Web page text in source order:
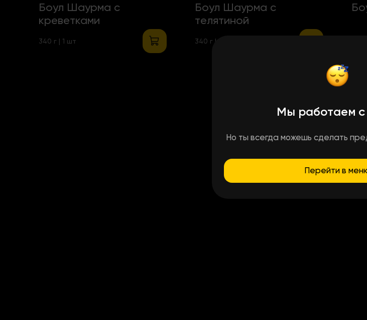
Боул Шаурма с
креветками
340 г | 1 шт
Боул Шаурма с
телятиной
340 г | 1 шт
Мы работаем с
Но ты всегда можешь сделать
Перейти в